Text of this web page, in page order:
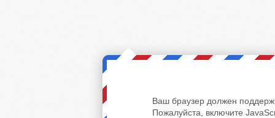
Ваш браузер должен
Пожалуйста, включите